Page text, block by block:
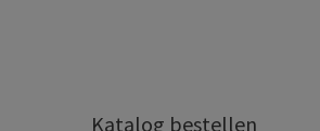
Katalog bestellen